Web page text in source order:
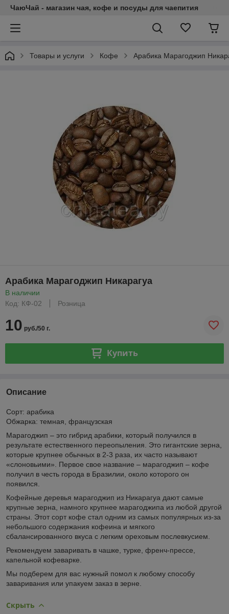
ЧаюЧай - магазин чая, кофе и посуды для чаепития
Товары и услуги Кофе Арабика Марагоджип
Арабика Марагоджип Никарагуа
В наличии
Код: КФ-02
Розница
10 руб./50 г.
Купить
Описание
Сорт: арабика
Обжарка: темная, французская
Марагоджип – это гибрид арабики, который получился в
результате естественного переопыления. Это гигантские зерна,
которые крупнее обычных в 2-3 раза, их часто называют
«слоновьими». Первое свое название – марагоджип – кофе
получил в честь города в Бразилии, около которого он
появился.
Кофейные деревья марагоджип из Никарагуа дают самые
крупные зерна, намного крупнее марагоджипа из любой другой
страны. Этот сорт кофе стал одним из самых популярных из-за
небольшого содержания кофеина и мягкого
сбалансированного вкуса с легким ореховым послевкусием.
Рекомендуем заваривать в чашке, турке, френч-прессе,
капельной кофеварке.
Мы подберем для вас нужный помол к любому способу
заваривания или упакуем заказ в зерне.
Скрыть